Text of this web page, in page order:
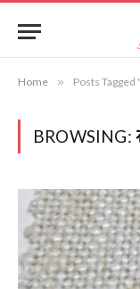
Home » Posts
BROWSING: